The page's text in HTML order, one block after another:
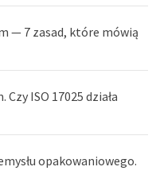
— 7 zasad, które mówią
ISO 17025 działa
opakowaniowego.